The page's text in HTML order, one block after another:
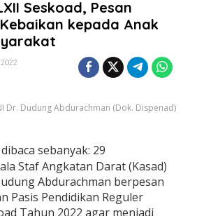
t
u
p
D
i
g
I
I
S
e
s
k
Seskoad, Pesan
kepada Anak
Dr. Dudung Abdurachman (Dok. Dispenad)
sebanyak: 29
Staf Angkatan Darat (Kasad)
Abdurachman berpesan
Pasis Pendidikan Reguler
Tahun 2022 agar menjadi